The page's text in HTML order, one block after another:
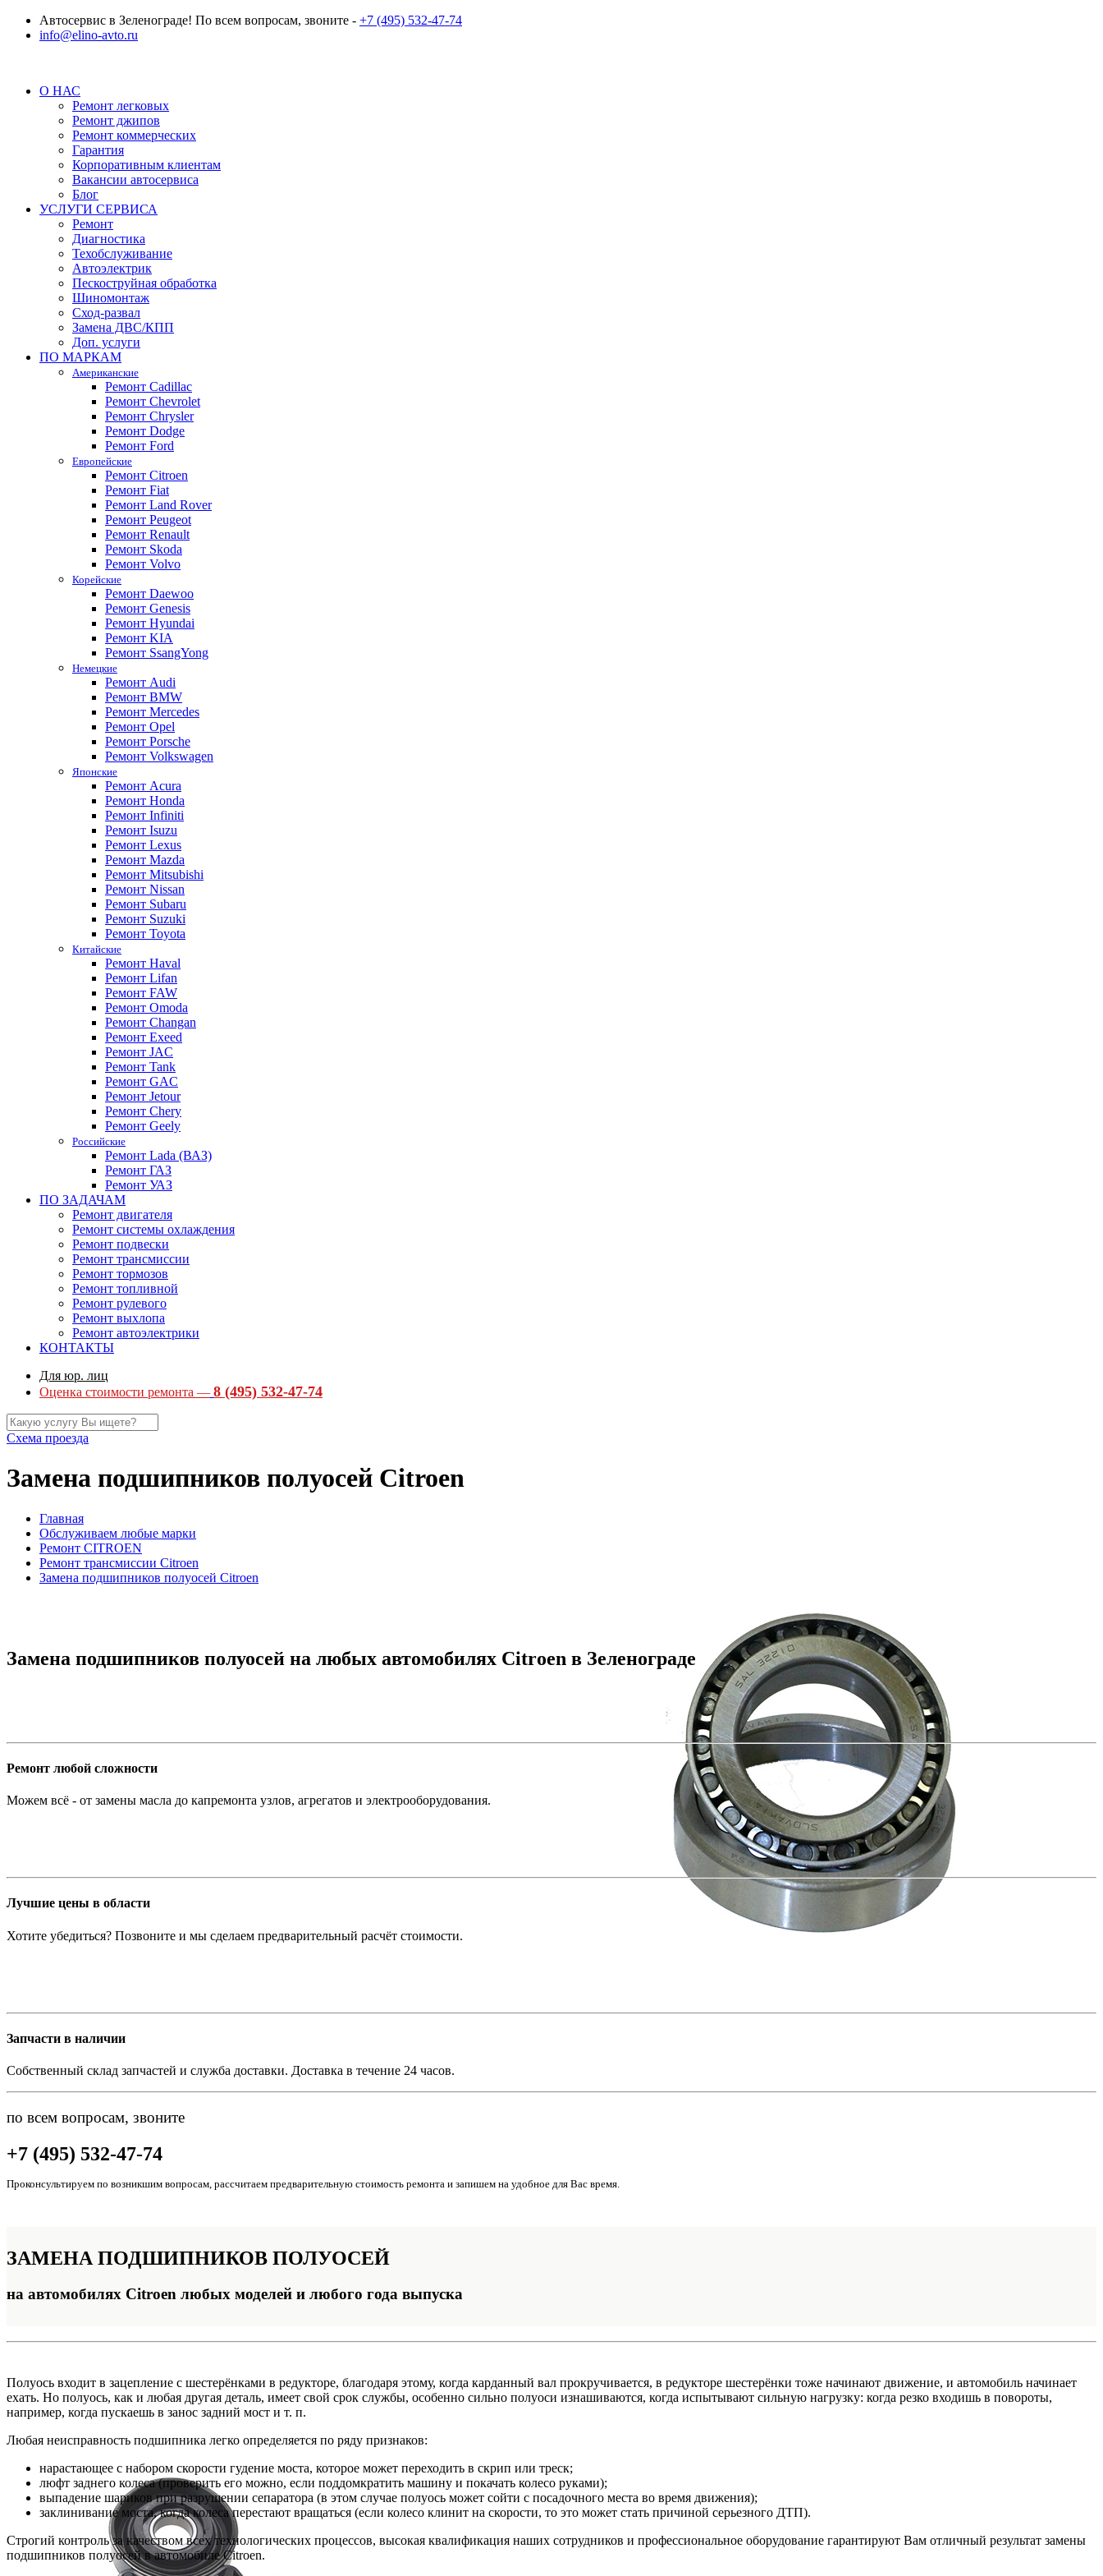
Автосервис в Зеленограде! По всем вопросам, звоните - +7 (495) 532-47-74
info@elino-avto.ru
О НАС
Ремонт легковых
Ремонт джипов
Ремонт коммерческих
Гарантия
Корпоративным клиентам
Вакансии автосервиса
Блог
УСЛУГИ СЕРВИСА
Ремонт
Диагностика
Техобслуживание
Автоэлектрик
Пескоструйная обработка
Шиномонтаж
Сход-развал
Замена ДВС/КПП
Доп. услуги
ПО МАРКАМ
Американские
Ремонт Cadillac
Ремонт Chevrolet
Ремонт Chrysler
Ремонт Dodge
Ремонт Ford
Европейские
Ремонт Citroen
Ремонт Fiat
Ремонт Land Rover
Ремонт Peugeot
Ремонт Renault
Ремонт Skoda
Ремонт Volvo
Корейские
Ремонт Daewoo
Ремонт Genesis
Ремонт Hyundai
Ремонт KIA
Ремонт SsangYong
Немецкие
Ремонт Audi
Ремонт BMW
Ремонт Mercedes
Ремонт Opel
Ремонт Porsche
Ремонт Volkswagen
Японские
Ремонт Acura
Ремонт Honda
Ремонт Infiniti
Ремонт Isuzu
Ремонт Lexus
Ремонт Mazda
Ремонт Mitsubishi
Ремонт Nissan
Ремонт Subaru
Ремонт Suzuki
Ремонт Toyota
Китайские
Ремонт Haval
Ремонт Lifan
Ремонт FAW
Ремонт Omoda
Ремонт Changan
Ремонт Exeed
Ремонт JAC
Ремонт Tank
Ремонт GAC
Ремонт Jetour
Ремонт Chery
Ремонт Geely
Российские
Ремонт Lada (ВАЗ)
Ремонт ГАЗ
Ремонт УАЗ
ПО ЗАДАЧАМ
Ремонт двигателя
Ремонт системы охлаждения
Ремонт подвески
Ремонт трансмиссии
Ремонт тормозов
Ремонт топливной
Ремонт рулевого
Ремонт выхлопа
Ремонт автоэлектрики
КОНТАКТЫ
Для юр. лиц
Оценка стоимости ремонта — 8 (495) 532-47-74
Схема проезда
Замена подшипников полуосей Citroen
Главная
Обслуживаем любые марки
Ремонт CITROEN
Ремонт трансмиссии Citroen
Замена подшипников полуосей Citroen
Замена подшипников полуосей на любых автомобилях Citroen в Зеленограде
Ремонт любой сложности
Можем всё - от замены масла до капремонта узлов, агрегатов и электрооборудования.
Лучшие цены в области
Хотите убедиться? Позвоните и мы сделаем предварительный расчёт стоимости.
Запчасти в наличии
Собственный склад запчастей и служба доставки. Доставка в течение 24 часов.
по всем вопросам, звоните
+7 (495) 532-47-74
Проконсультируем по возникшим вопросам, рассчитаем предварительную стоимость ремонта и запишем на удобное для Вас время.
ЗАМЕНА ПОДШИПНИКОВ ПОЛУОСЕЙ
на автомобилях Citroen любых моделей и любого года выпуска
Полуось входит в зацепление с шестерёнками в редукторе, благодаря этому, когда карданный вал прокручивается, в редукторе шестерёнки тоже начинают движение, и автомобиль начинает
ехать. Но полуось, как и любая другая деталь, имеет свой срок службы, особенно сильно полуоси изнашиваются, когда испытывают сильную нагрузку: когда резко входишь в повороты,
например, когда пускаешь в занос задний мост и т. п.
Любая неисправность подшипника легко определяется по ряду признаков:
нарастающее с набором скорости гудение моста, которое может переходить в скрип или треск;
люфт заднего колеса (проверить его можно, если поддомкратить машину и покачать колесо руками);
выпадение шариков при разрушении сепаратора (в этом случае полуось может сойти с посадочного места во время движения);
заклинивание моста, когда колеса перестают вращаться (если колесо клинит на скорости, то это может стать причиной серьезного ДТП).
Строгий контроль за качеством всех технологических процессов, высокая квалификация наших сотрудников и профессиональное оборудование гарантируют Вам отличный результат замены
подшипников полуосей в автомобиле Citroen.